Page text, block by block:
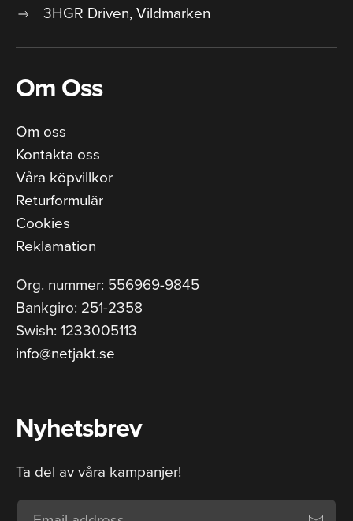
3HGR Driven, Vildmarken
Om Oss
Om oss
Kontakta oss
Våra köpvillkor
Returformulär
Cookies
Reklamation
Org. nummer: 556969-9845
Bankgiro: 251-2358
Swish: 1233005113
info@netjakt.se
Nyhetsbrev
Ta del av våra kampanjer!